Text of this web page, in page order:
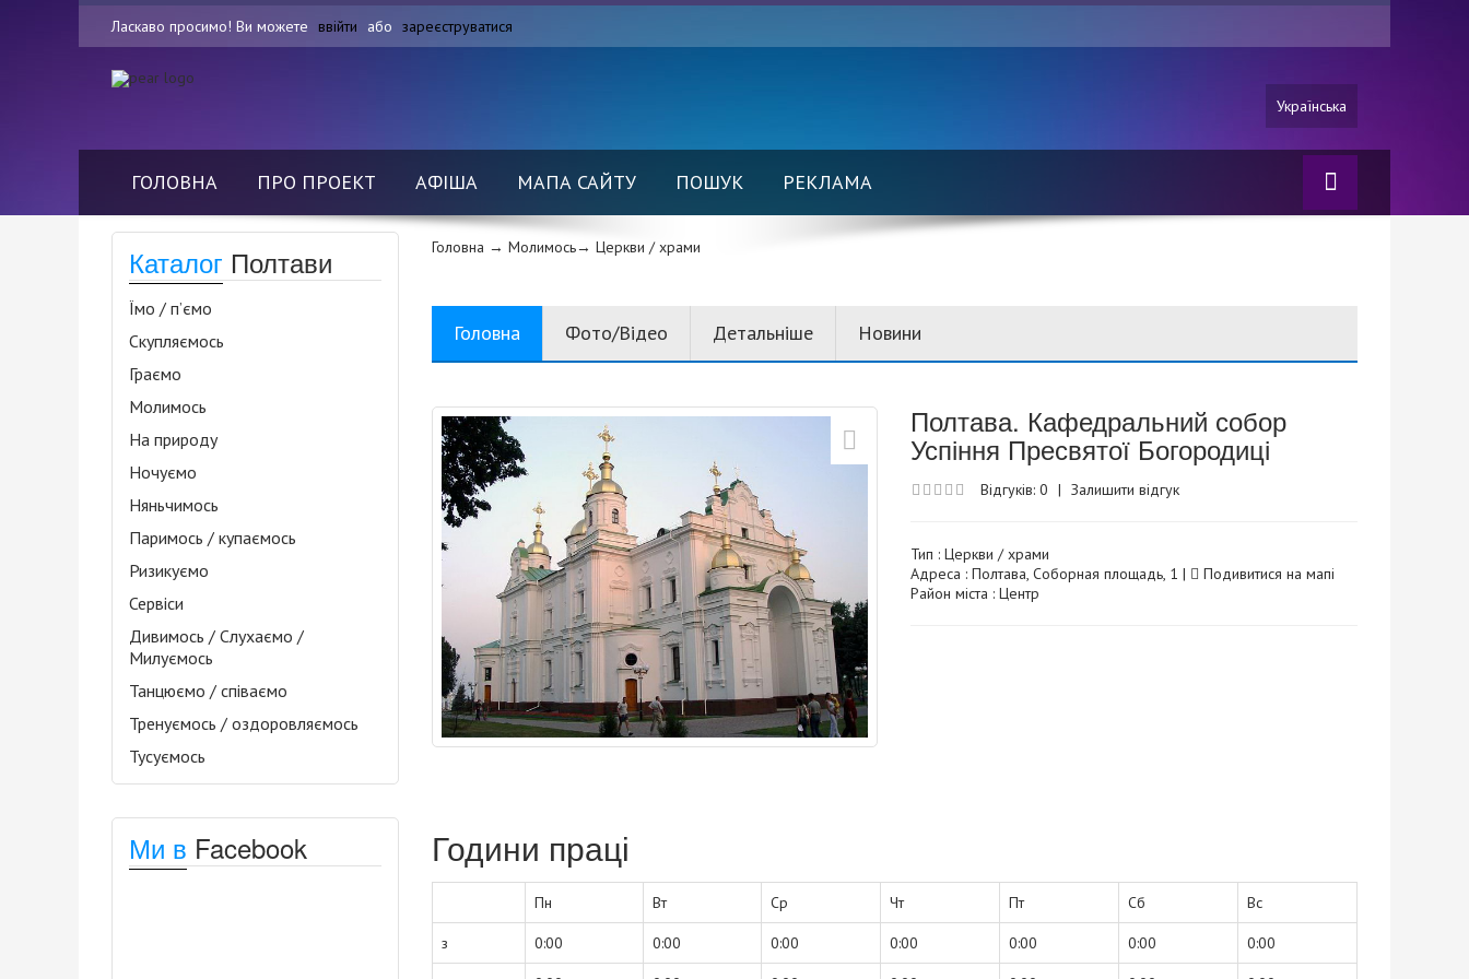
Ласкаво просимо! Ви можете ввійти або зареєструватися
Українська
ГОЛОВНА ПРО ПРОЕКТ АФІША МАПА САЙТУ ПОШУК РЕКЛАМА
Каталог Полтави
Їмо / п’ємо
Скупляємось
Граємо
Молимось
На природу
Ночуємо
Няньчимось
Паримось / купаємось
Ризикуємо
Сервіси
Дивимось / Слухаємо /
Милуємось
Танцюємо / співаємо
Тренуємось / оздоровляємось
Тусуємось
Ми в Facebook
Головна → Молимось→ Церкви / храми
Головна Фото/Відео Детальніше Новини
Полтава. Кафедральний собор
Успіння Пресвятої Богородиці
Відгуків: 0 | Залишити відгук
Тип :Церкви / храми
Адреса : Полтава, Соборная площадь, 1 |
Подивитися на мапі
Район міста : Центр
Години праці
Пн Вт Ср Чт Пт Сб Вс
з 0:00 0:00 0:00 0:00 0:00 0:00 0:00